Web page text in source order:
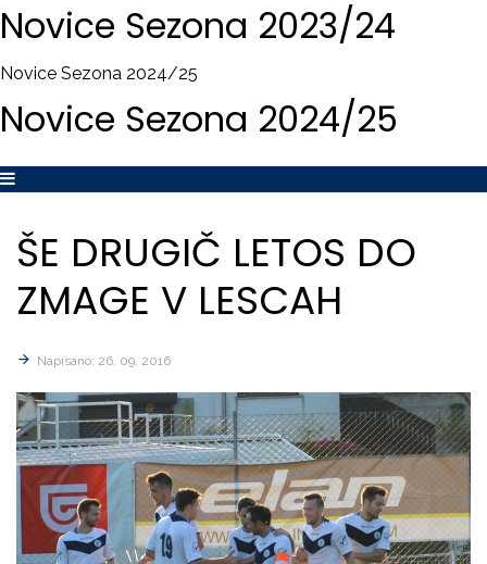
Novice Sezona 2023/24
Novice Sezona 2024/25
Novice Sezona 2024/25
ŠE DRUGIČ LETOS DO
ZMAGE V LESCAH
Napisano: 26. 09. 2016